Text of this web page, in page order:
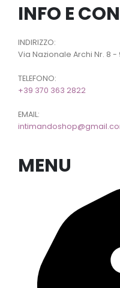
INFO E
INDIRIZZO:
Via Nazionale Archi Nr. 8
TELEFONO:
+39 370 363 2822
EMAIL:
MENU